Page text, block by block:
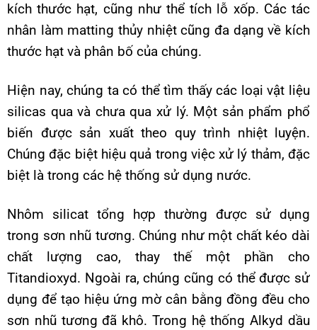
kích thước hạt, cũng như thể tích lỗ xốp. Các tác
nhân làm matting thủy nhiệt cũng đa dạng về kích
thước hạt và phân bố của chúng.
Hiện nay, chúng ta có thể tìm thấy các loại vật liệu
silicas qua và chưa qua xử lý. Một sản phẩm phổ
biến được sản xuất theo quy trình nhiệt luyện.
Chúng đặc biệt hiệu quả trong việc xử lý thảm, đặc
biệt là trong các hệ thống sử dụng nước.
Nhôm silicat tổng hợp thường được sử dụng
trong sơn nhũ tương. Chúng như một chất kéo dài
chất lượng cao, thay thế một phần cho
Titandioxyd. Ngoài ra, chúng cũng có thể được sử
dụng để tạo hiệu ứng mờ cân bằng đồng đều cho
sơn nhũ tương đã khô. Trong hệ thống Alkyd dầu